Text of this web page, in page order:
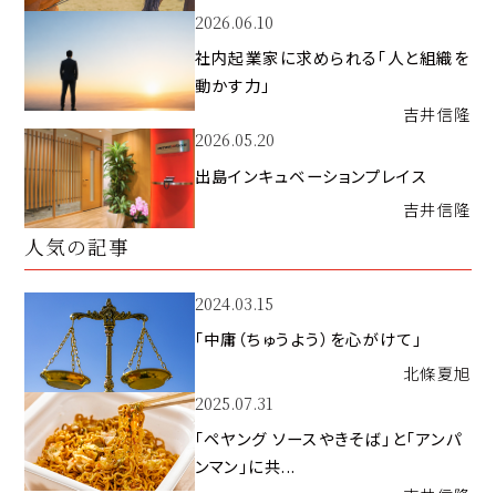
2026.06.10
社内起業家に求められる「人と組織を
動かす力」
吉井信隆
2026.05.20
出島インキュベーションプレイス
吉井信隆
人気の記事
2024.03.15
「中庸（ちゅうよう）を心がけて」
北條夏旭
2025.07.31
「ペヤング ソースやきそば」と「アンパ
ンマン」に共...